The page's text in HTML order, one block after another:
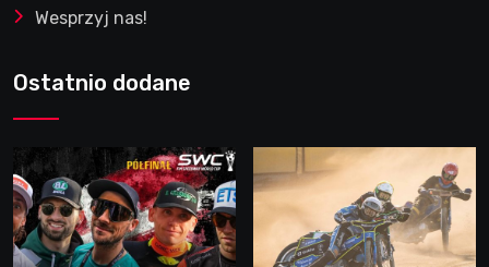
Wesprzyj nas!
Ostatnio dodane